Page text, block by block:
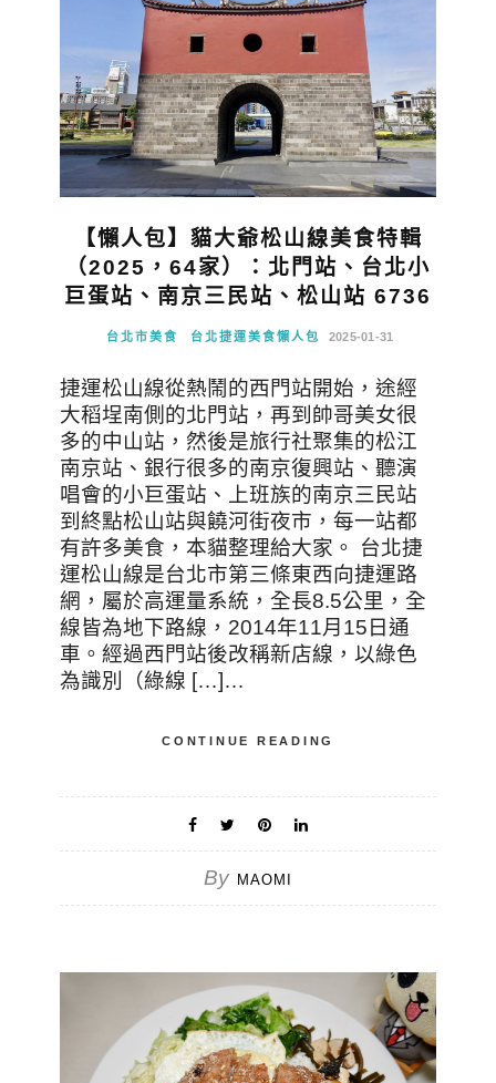
【懶人包】貓大爺松山線美食特輯
（2025，64家）：北門站、台北小
巨蛋站、南京三民站、松山站 6736
台北市美食 台北捷運美食懶人包 2025-01-31
捷運松山線從熱鬧的西門站開始，途經
大稻埕南側的北門站，再到帥哥美女很
多的中山站，然後是旅行社聚集的松江
南京站、銀行很多的南京復興站、聽演
唱會的小巨蛋站、上班族的南京三民站
到終點松山站與饒河街夜市，每一站都
有許多美食，本貓整理給大家。 台北捷
運松山線是台北市第三條東西向捷運路
網，屬於高運量系統，全長8.5公里，全
線皆為地下路線，2014年11月15日通
車。經過西門站後改稱新店線，以綠色
為識別（綠線 […]…
CONTINUE READING
By MAOMI